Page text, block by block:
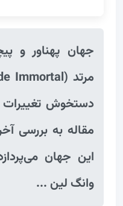
جهان پهناور و
دستخوش
مقاله به بررسی
این جهان
وانگ لین ...